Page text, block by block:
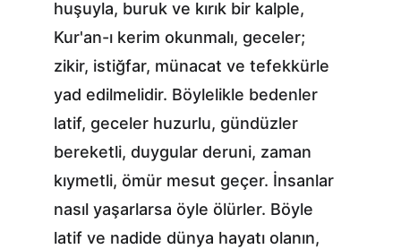
huşuyla, buruk ve kırık bir kalple,
Kur'an-ı kerim okunmalı, geceler;
zikir, istiğfar, münacat ve tefekkürle
yad edilmelidir. Böylelikle bedenler
latif, geceler huzurlu, gündüzler
bereketli, duygular deruni, zaman
kıymetli, ömür mesut geçer. İnsanlar
nasıl yaşarlarsa öyle ölürler. Böyle
latif ve nadide dünya hayatı olanın,